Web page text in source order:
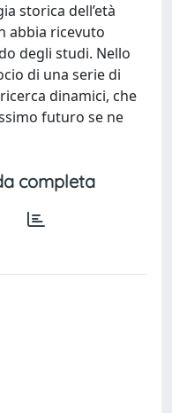
storica dell’età
abbia ricevuto
degli studi. Nello
di una serie di
dinamici, che
futuro se ne
completa